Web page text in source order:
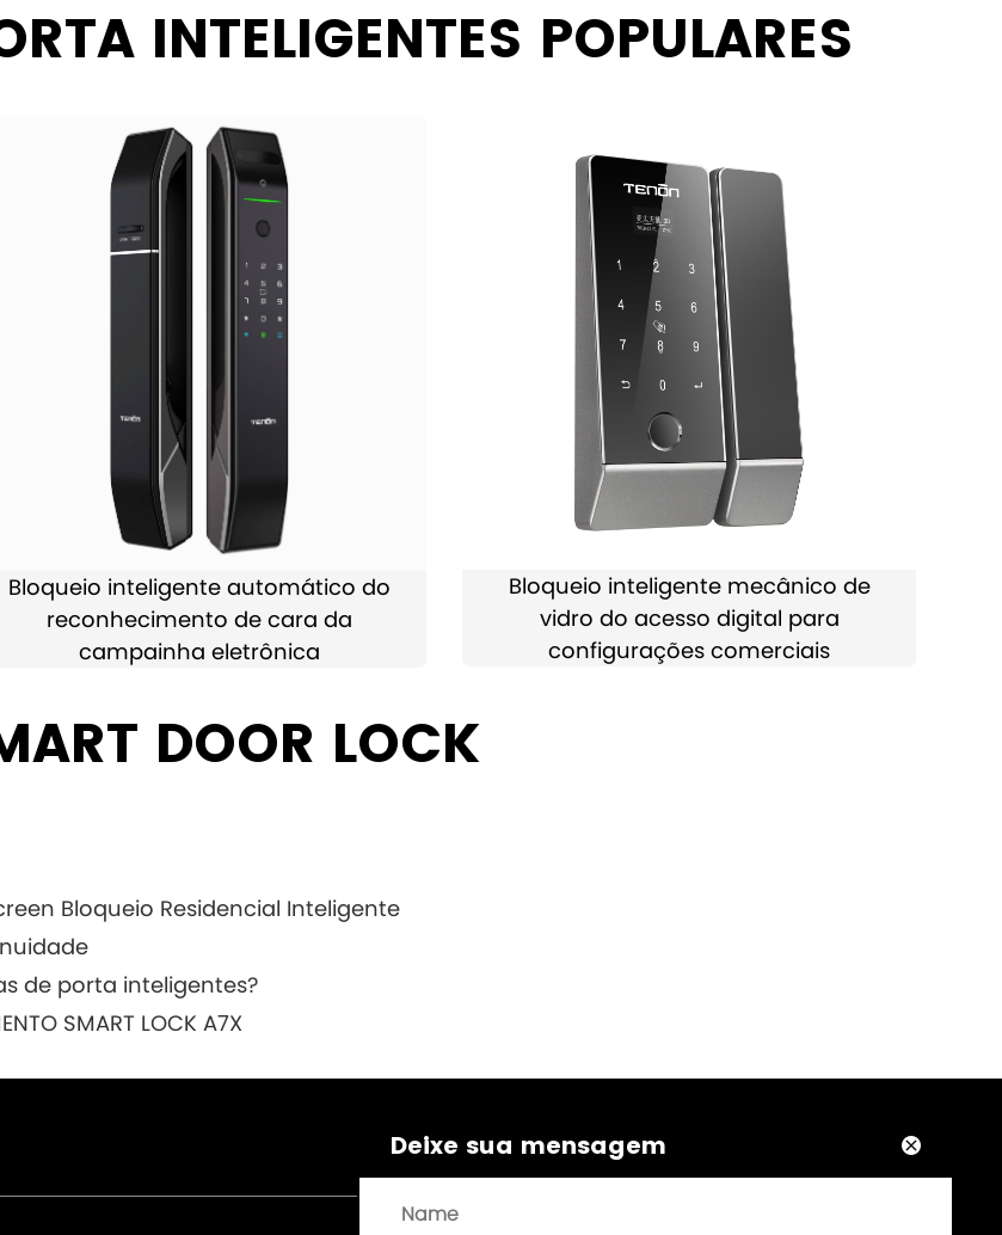
INTELIGENTES POPULARES
Bloqueio inteligente automático do
reconhecimento de cara da
campainha eletrônica
Bloqueio inteligente mecânico de
vidro do acesso digital para
configurações comerciais
DOOR LOCK
Bloqueio Residencial Inteligente
de porta inteligentes?
SMART LOCK A7X

Deixe sua mensagem 